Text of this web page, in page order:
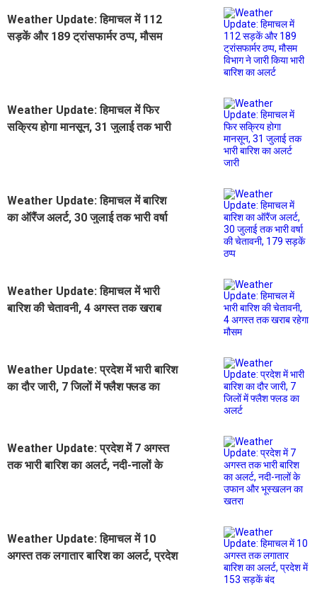
Weather Update: हिमाचल में 112
सड़कें और 189 ट्रांसफार्मर ठप्प, मौसम
Weather Update: हिमाचल में फिर
सक्रिय होगा मानसून, 31 जुलाई तक भारी
Weather Update: हिमाचल में बारिश
का ऑरैंज अलर्ट, 30 जुलाई तक भारी वर्षा
Weather Update: हिमाचल में भारी
बारिश की चेतावनी, 4 अगस्त तक खराब
Weather Update: प्रदेश में भारी बारिश
का दौर जारी, 7 जिलों में फ्लैश फ्लड का
Weather Update: प्रदेश में 7 अगस्त
तक भारी बारिश का अलर्ट, नदी-नालों के
Weather Update: हिमाचल में 10
अगस्त तक लगातार बारिश का अलर्ट, प्रदेश